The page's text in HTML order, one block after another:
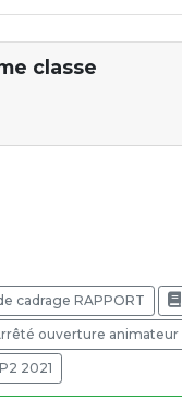
classe
cadrage RAPPORT
ouverture animateur
2021